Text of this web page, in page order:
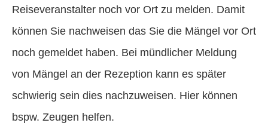
Reiseveranstalter noch vor Ort zu melden. Damit
können Sie nachweisen das Sie die Mängel vor Ort
noch gemeldet haben. Bei mündlicher Meldung
von Mängel an der Rezeption kann es später
schwierig sein dies nachzuweisen. Hier können
bspw. Zeugen helfen.